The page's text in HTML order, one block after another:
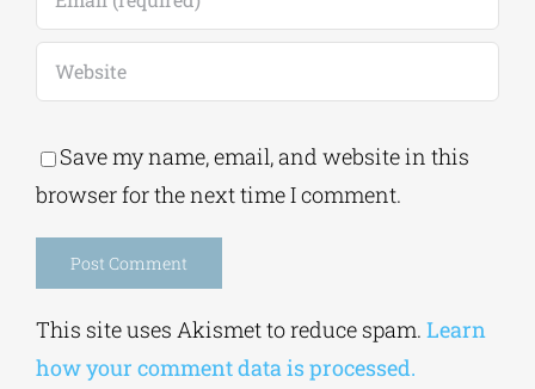
browser for the next time I comment.
how your comment data is processed.